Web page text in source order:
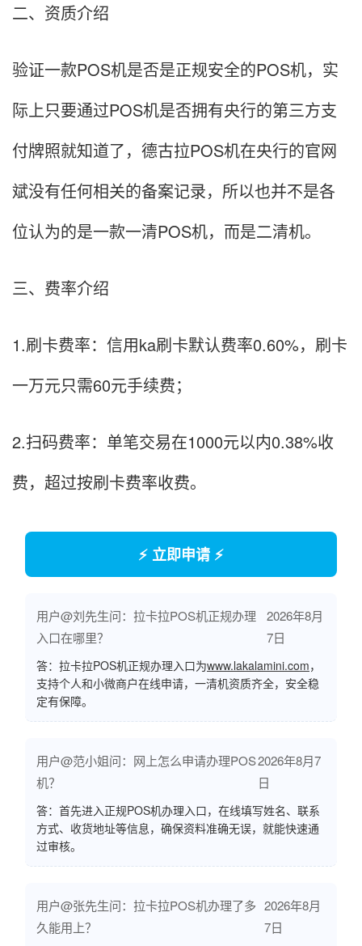
二、资质介绍
验证一款POS机是否是正规安全的POS机，实
际上只要通过POS机是否拥有央行的第三方支
付牌照就知道了，德古拉POS机在央行的官网
斌没有任何相关的备案记录，所以也并不是各
位认为的是一款一清POS机，而是二清机。
三、费率介绍
1.刷卡费率：信用ka刷卡默认费率0.60%，刷卡
一万元只需60元手续费；
2.扫码费率：单笔交易在1000元以内0.38%收
费，超过按刷卡费率收费。
⚡ 立即申请 ⚡
用户@刘先生问：拉卡拉POS机正规办理
入口在哪里？
2026年8月
7日
答：拉卡拉POS机正规办理入口为www.lakalamini.com，
支持个人和小微商户在线申请，一清机资质齐全，安全稳
定有保障。
用户@范小姐问：网上怎么申请办理POS
机？
2026年8月7
日
答：首先进入正规POS机办理入口，在线填写姓名、联系
方式、收货地址等信息，确保资料准确无误，就能快速通
过审核。
用户@张先生问：拉卡拉POS机办理了多
久能用上？
2026年8月
7日